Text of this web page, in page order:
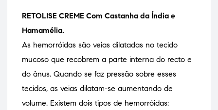
RETOLISE CREME Com Castanha da Índia e
Hamamélia.
As hemorróidas são veias dilatadas no tecido
mucoso que recobrem a parte interna do recto e
do ânus. Quando se faz pressão sobre esses
tecidos, as veias dilatam-se aumentando de
volume. Existem dois tipos de hemorróidas: